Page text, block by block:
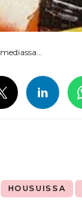
HOUSUISSA